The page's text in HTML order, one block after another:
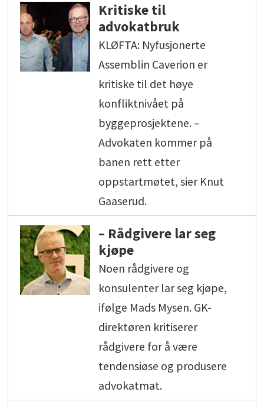
Kritiske til
advokatbruk
KLØFTA: Nyfusjonerte
Assemblin Caverion er
kritiske til det høye
konfliktnivået på
byggeprosjektene. –
Advokaten kommer på
banen rett etter
oppstartmøtet, sier Knut
Gaaserud.
– Rådgivere lar seg
kjøpe
Noen rådgivere og
konsulenter lar seg kjøpe,
ifølge Mads Mysen. GK-
direktøren kritiserer
rådgivere for å være
tendensiøse og produsere
advokatmat.